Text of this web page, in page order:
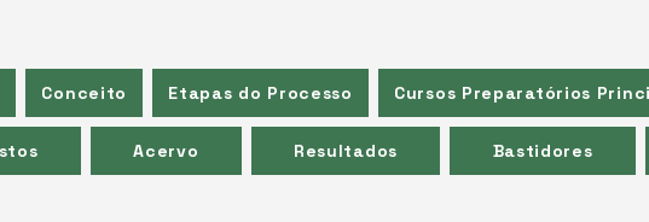
Conceito Etapas do Processo Cursos Preparatórios
Acervo Resultados Bastidores